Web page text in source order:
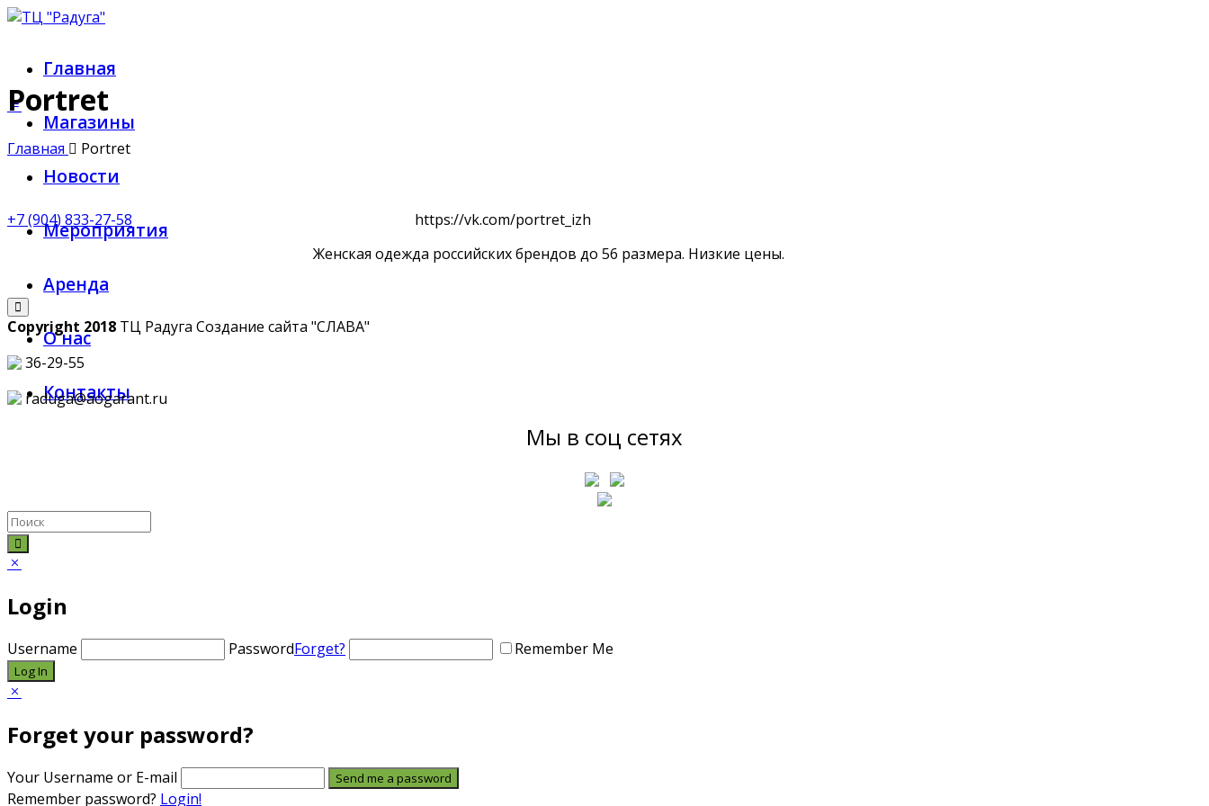
Главная
Магазины
Новости
Мероприятия
Аренда
О нас
Контакты
Portret
Главная Portret
+7 (904) 833-27-58
https://vk.com/portret_izh
Женская одежда российских брендов до 56 размера. Низкие цены.
Copyright 2018 ТЦ Радуга Создание сайта "СЛАВА"
36-29-55
raduga@aogarant.ru
Мы в соц сетях
Login
Username PasswordForget? Remember Me
Forget your password?
Your Username or E-mail
Remember password? Login!